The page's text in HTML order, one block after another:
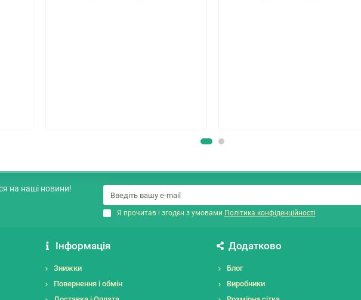
на наші новини!
Я прочитав і згоден з умовами Політика конфіденційності
Інформація
Знижки
Повернення і обмін
Додатково
Блог
Виробники